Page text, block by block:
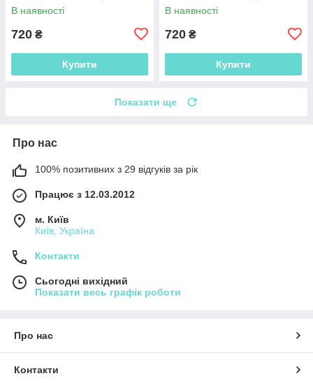
В наявності
720 ₴
Купити
В наявності
720 ₴
Купити
Показати ще
Про нас
100% позитивних з 29 відгуків за рік
Працює з 12.03.2012
м. Київ
Київ, Україна
Контакти
Сьогодні вихідний
Показати весь графік роботи
Про нас
Контакти